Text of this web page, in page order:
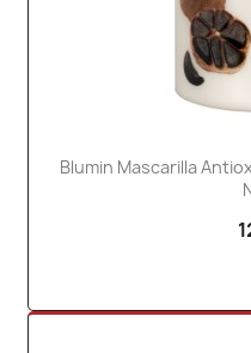
Blumin Mascarilla